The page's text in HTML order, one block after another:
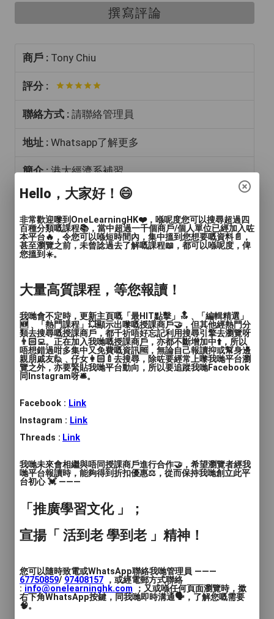
撰寫評論
商戶 : Tony Chiu
評分 :
聯絡方式 : 請聯絡管理員
地址 : Whatsapp了解更多
簡介 :港大經濟系補習
年齡範圍: 青年(15-24歲)
語言: 廣東話, 英文
人數: 1對1, 2至4人, 多於4人
時間 : 個別查詢
價錢: $200
服務地區: 觀塘區, 深水埗區, 黃大仙區, 油尖旺區, 葵
青區, 西貢區, 沙田區, 大埔區, 荃灣區, 屯門區, 元朗
區, 其他（彈性或無固定地點）
驗！有耐心有系統！
學生成績優異！(DSE 合共 32 分，其中經濟
科為5*)
Hello，大家好！😄
非常歡迎嚟到OneLearningHK❤️，喺呢度您可以搜尋超過四
百種分類嘅課程📚，當中超過一千個商戶/個人單位已經加入咗
本平台🔥，令您可以喺短時間內，集中搵到您想要嘅資料📄，
甚至瀏覽之前，未曾諗過去了解嘅課程📖，都可以喺呢度，俾
您搵到☀️。
大量高質課程，等您報讀！
我哋會不定時，更新主頁嘅「最HIT點擊」🔝﹑「編輯精選」
🆕﹑「熱門課程」💥顯示出嚟嘅授課商戶🤝，但其他經熱門分
類去搜尋嘅授課商戶，都千祈唔好忘記利用搜尋引擎去瀏覽呀
👨🏻‍💻。正在加入我哋嘅授課商戶，亦都不斷增加中⬆️，所以
唔想錯過咁多集中又免費嘅資訊🆓，無論自己報讀抑或幫身邊
親朋戚友🙋﹑仔女👩🏻‍🍼去搜尋，除咗要經常上嚟我哋平台瀏
覽之外，亦要緊貼我哋平台動向，所以要追蹤我哋Facebook
同Instagram呀🛎️。
Facebook : Link
Instagram : Link
Threads : Link
我哋未來會相繼與唔同授課商戶進行合作🤝，希望瀏覽者經我
哋平台報讀時，能夠得到折扣優惠⚖️，從而保持我哋創立此平
台初心 💓 ———
「推廣學習文化 」；
宣揚「 活到老 學到老 」精神！
您可以隨時致電或WhatsApp聯絡我哋管理員 ———
67750859/ 97408157 ，或經電郵方式聯絡
: info@onelearninghk.com ；又或喺任何頁面瀏覽時，撳
右下角WhatsApp按鍵，同我哋即時溝通🗣️，了解您嘅需要
🧠。